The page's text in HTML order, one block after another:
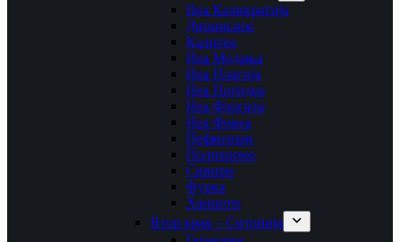
Неа Каликратија
Дионисиос
Калитеа
Неа Модања
Неа Плагија
Неа Потидеа
Неа Флогита
Неа Фокеа
Пефкохори
Полихроно
Сивири
Фурка
Ханиоти
Втор крак – Ситонија